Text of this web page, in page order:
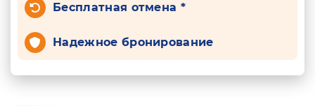
Бесплатная отмена *
Надежное бронирование